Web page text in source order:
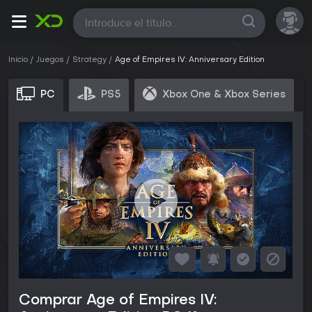
Todas
Inicio Juegos Strategy Age of Empires IV: Anniversary Edition
PC PS5 Xbox One & Xbox Series
Comprar Age of Empires IV: